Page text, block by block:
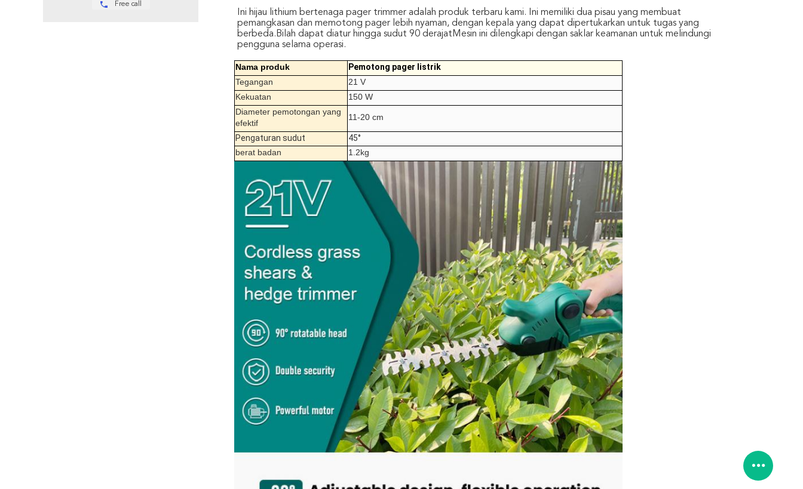
Free call
Ini hijau lithium bertenaga pager trimmer adalah produk terbaru kami. Ini memiliki dua pisau yang membuat
pemangkasan dan memotong pager lebih nyaman, dengan kepala yang dapat dipertukarkan untuk tugas yang
berbeda.Bilah dapat diatur hingga sudut 90 derajatMesin ini dilengkapi dengan saklar keamanan untuk melindungi
pengguna selama operasi.
Nama produk
Pemotong pager listrik
Tegangan
21 V
Kekuatan
150 W
Diameter pemotongan yang
efektif
11-20 cm
Pengaturan sudut
45°
berat badan
1.2kg